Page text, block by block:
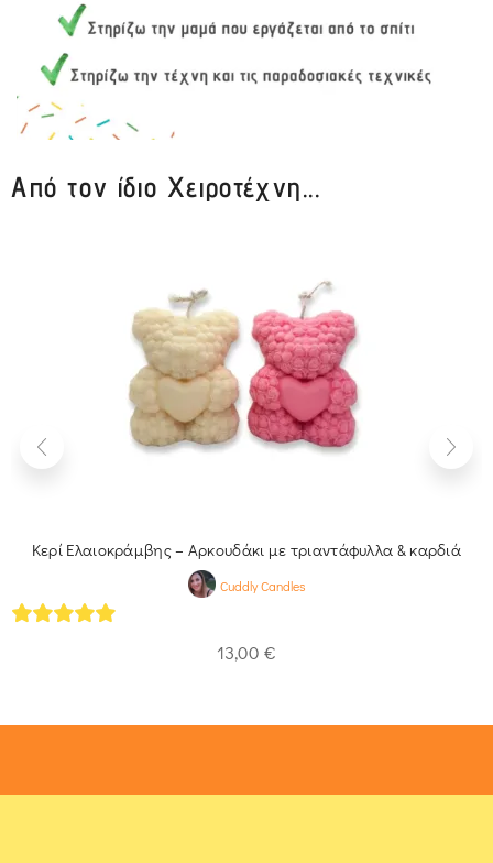
Από τον ίδιο Χειροτέχνη...
Κερί Ελαιοκράμβης – Αρκουδάκι με τριαντάφυλλα & καρδιά
Cuddly Candles
13,00 €